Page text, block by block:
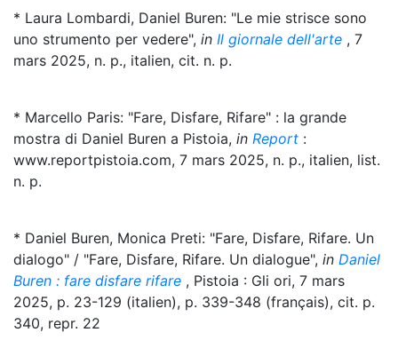
* Laura Lombardi, Daniel Buren: "Le mie strisce sono
uno strumento per vedere", in Il giornale dell'arte , 7
mars 2025, n. p., italien, cit. n. p.
* Marcello Paris: "Fare, Disfare, Rifare" : la grande
mostra di Daniel Buren a Pistoia, in Report :
www.reportpistoia.com, 7 mars 2025, n. p., italien, list.
n. p.
* Daniel Buren, Monica Preti: "Fare, Disfare, Rifare. Un
dialogo" / "Fare, Disfare, Rifare. Un dialogue", in Daniel
Buren : fare disfare rifare , Pistoia : Gli ori, 7 mars
2025, p. 23-129 (italien), p. 339-348 (français), cit. p.
340, repr. 22